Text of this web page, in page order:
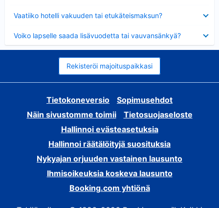
Vaatiiko hotelli vakuuden tai etukäteismaksun?
Voiko lapselle saada lisävuodetta tai vauvansänkyä?
Rekisteröi majoituspaikkasi
Tietokoneversio
Sopimusehdot
Näin sivustomme toimii
Tietosuojaseloste
Hallinnoi evästeasetuksia
Hallinnoi räätälöityjä suosituksia
Nykyajan orjuuden vastainen lausunto
Ihmisoikeuksia koskeva lausunto
Booking.com yhtiönä